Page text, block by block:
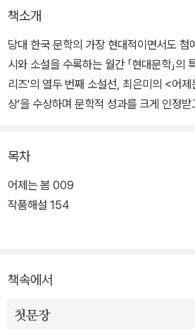
책소개
당대 한국 문학의 가장 현대적이면서도 첨
시와 소설을 수록하는 월간 「현대문학」의
리즈'의 열두 번째 소설선, 최은미의 <어
상'을 수상하며 문학적 성과를 크게 인정
경기도 경진시 은정동 해릉마을 10단지에
이 곧 마지막 발표작인 등단 10년차 유령
경사를 만나게 된다.
나는 이선우의 도움으로 오래전 양주에서
목차
어제는 봄 009
작품해설 154
책속에서
첫문장